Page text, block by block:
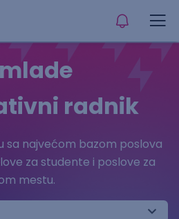
radnik
sa najvećom bazom poslova
za studente i poslove za
mestu.